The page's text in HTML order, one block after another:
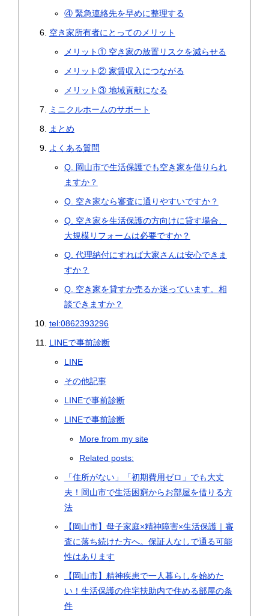
④ 緊急連絡先を早めに整理する
空き家所有者にとってのメリット
メリット① 空き家の放置リスクを減らせる
メリット② 家賃収入につながる
メリット③ 地域貢献になる
ミニクルホームのサポート
まとめ
よくある質問
Q. 岡山市で生活保護でも空き家を借りられ
ますか？
Q. 空き家なら審査に通りやすいですか？
Q. 空き家を生活保護の方向けに貸す場合、
大規模リフォームは必要ですか？
Q. 代理納付にすれば大家さんは安心できま
すか？
Q. 空き家を貸すか売るか迷っています。相
談できますか？
tel:0862393296
LINEで事前診断
LINE
その他記事
LINEで事前診断
LINEで事前診断
More from my site
Related posts:
「住所がない」「初期費用ゼロ」でも大丈
夫！岡山市で生活困窮からお部屋を借りる方
法
【岡山市】母子家庭×精神障害×生活保護｜審
査に落ち続けた方へ。保証人なしで通る可能
性はあります
【岡山市】精神疾患で一人暮らしを始めた
い！生活保護の住宅扶助内で住める部屋の条
件